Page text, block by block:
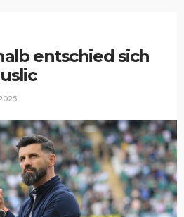
entschied sich